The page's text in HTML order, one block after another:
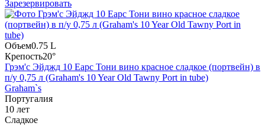
Зарезервировать
Объем0.75 L
Крепость20°
Грэм'с Эйджд 10 Еарс Тони вино красное сладкое (портвейн) в
п/у 0,75 л (Graham's 10 Year Old Tawny Port in tube)
Graham`s
Португалия
10 лет
Сладкое